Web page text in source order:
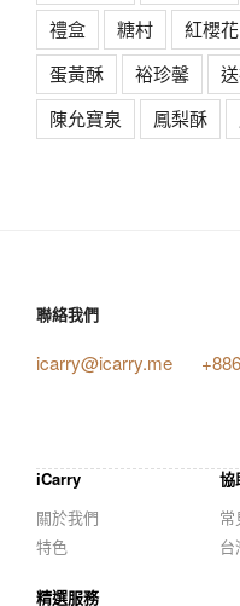
禮盒
糖村 紅櫻花
蛋黃酥
裕珍馨
陳允寶泉
鳳梨酥
聯絡我們
icarry@icarry.me
iCarry
關於我們
特色
協
常
台
精選服務